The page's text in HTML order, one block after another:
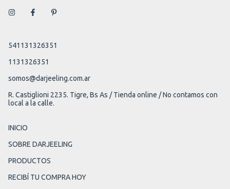
541131326351
1131326351
somos@darjeeling.com.ar
R. Castiglioni 2235. Tigre, Bs As / Tienda online / No contamos con
local a la calle.
INICIO
SOBRE DARJEELING
PRODUCTOS
RECIBÍ TU COMPRA HOY